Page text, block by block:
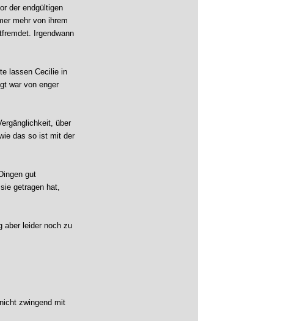
der endgültigen
mehr von ihrem
Irgendwann
lassen Cecilie in
war von enger
über
das so ist mit der
gut
getragen hat,
aber leider noch zu
zwingend mit